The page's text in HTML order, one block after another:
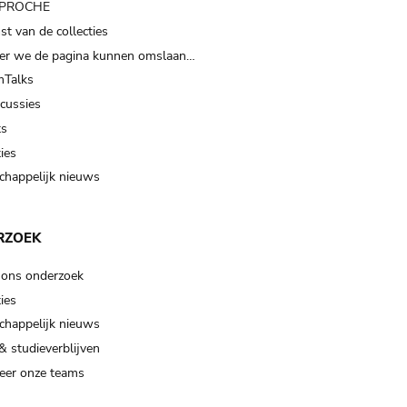
van de collecties
we de pagina kunnen omslaan…
nieuws
onderzoek
nieuws
studieverblijven
onze teams